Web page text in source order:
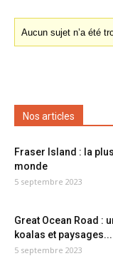
Aucun sujet n’a été
Nos articles
Fraser Island : la
monde
5 septembre 2023
Great Ocean Road :
koalas et paysages...
5 septembre 2023